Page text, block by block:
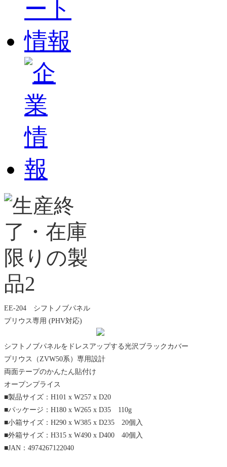
EE-204 シフトノブパネル
プリウス専用 (PHV対応)
シフトノブパネルをドレスアップする光沢ブラックカバー
プリウス（ZVW50系）専用設計
両面テープのかんたん貼付け
オープンプライス
■製品サイズ：H101 x W257 x D20
■パッケージ：H180 x W265 x D35 110g
■小箱サイズ：H290 x W385 x D235 20個入
■外箱サイズ：H315 x W490 x D400 40個入
■JAN：4974267122040